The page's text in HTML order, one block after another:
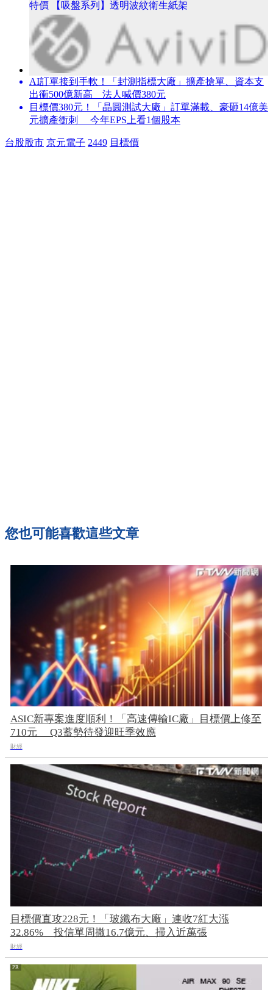
特價 【吸盤系列】透明波紋衛生紙架
AI訂單接到手軟！「封測指標大廠」擴產搶單、資本支
出衝500億新高 法人喊價380元
目標價380元！「晶圓測試大廠」訂單滿載、豪砸14億美
元擴產衝刺 今年EPS上看1個股本
台股股市 京元電子 2449 目標價
您也可能喜歡這些文章
ASIC新專案進度順利！「高速傳輸IC廠」目標價上修至
710元 Q3蓄勢待發迎旺季效應
財經
目標價直攻228元！「玻纖布大廠」連收7紅大漲
32.86% 投信單周撒16.7億元、掃入近萬張
財經